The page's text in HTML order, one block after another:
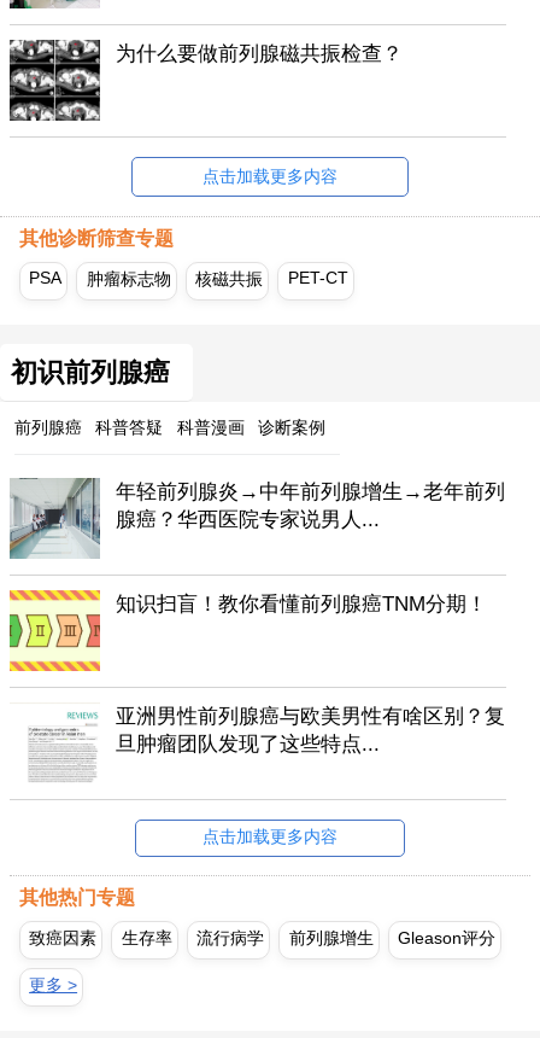
为什么要做前列腺磁共振检查？
点击加载更多内容
其他诊断筛查专题
PSA 肿瘤标志物 核磁共振 PET-CT
初识前列腺癌
前列腺癌 科普答疑 科普漫画 诊断案例
年轻前列腺炎→中年前列腺增生→老年前列
腺癌？华西医院专家说男人...
知识扫盲！教你看懂前列腺癌TNM分期！
亚洲男性前列腺癌与欧美男性有啥区别？复
旦肿瘤团队发现了这些特点...
点击加载更多内容
其他热门专题
致癌因素 生存率 流行病学 前列腺增生 Gleason评分
更多 >